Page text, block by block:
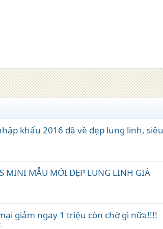
khẩu 2016 đã về đẹp lung linh, siêu
MINI MẪU MỚI ĐẸP LUNG LINH GIÁ
giảm ngay 1 triệu còn chờ gì nữa!!!!